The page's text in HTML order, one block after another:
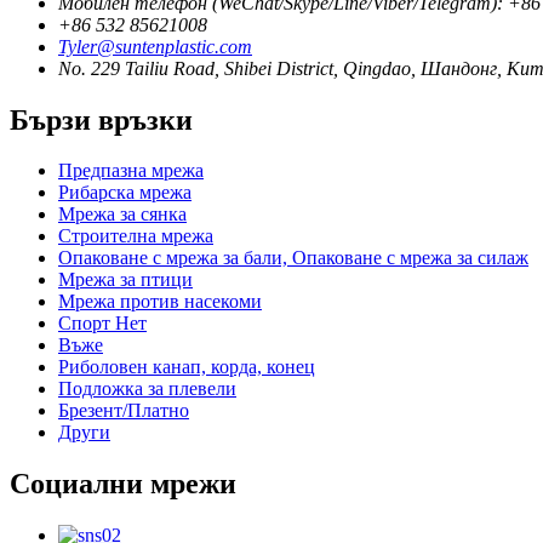
+86 532 85621008
Tyler@suntenplastic.com
No. 229 Tailiu Road, Shibei District, Qingdao, Шандонг,
Бързи връзки
Предпазна мрежа
Рибарска мрежа
Мрежа за сянка
Строителна мрежа
Опаковане с мрежа за бали, Опаковане с мрежа за силаж
Мрежа за птици
Мрежа против насекоми
Спорт Нет
Въже
Риболовен канап, корда, конец
Подложка за плевели
Брезент/Платно
Други
Социални мрежи